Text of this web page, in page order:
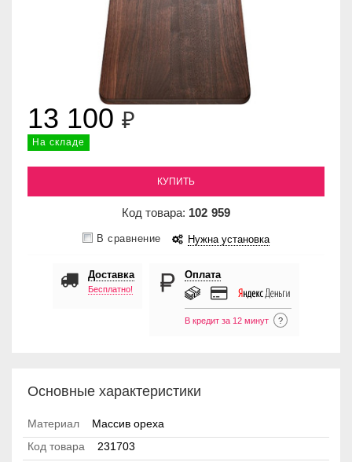
13 100 ₽
На складе
КУПИТЬ
Код товара: 102 959
В сравнение Нужна установка
Доставка
Бесплатно!
Оплата
В кредит за 12 минут ?
Основные характеристики
Материал
Массив ореха
Код товара
231703